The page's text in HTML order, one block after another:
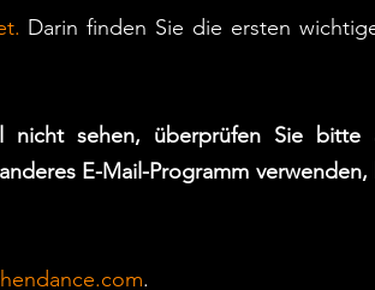
Darin finden Sie die ersten
nicht sehen, überprüfen Sie bitte
E-Mail-Programm
.